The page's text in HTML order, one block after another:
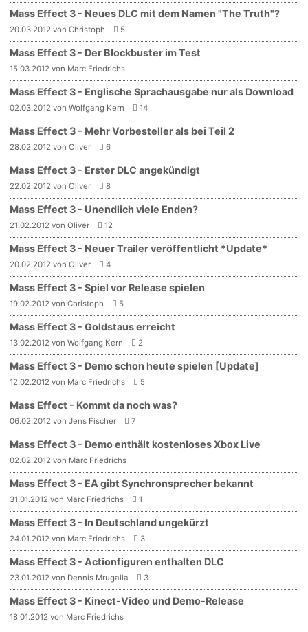
Mass Effect 3 - Neues DLC mit dem Namen "The Truth"?
20.03.2012 von Christoph 5
Mass Effect 3 - Der Blockbuster im Test
15.03.2012 von Marc Friedrichs
Mass Effect 3 - Englische Sprachausgabe nur als Download
02.03.2012 von Wolfgang Kern 14
Mass Effect 3 - Mehr Vorbesteller als bei Teil 2
28.02.2012 von Oliver 6
Mass Effect 3 - Erster DLC angekündigt
22.02.2012 von Oliver 8
Mass Effect 3 - Unendlich viele Enden?
21.02.2012 von Oliver 12
Mass Effect 3 - Neuer Trailer veröffentlicht *Update*
20.02.2012 von Oliver 4
Mass Effect 3 - Spiel vor Release spielen
19.02.2012 von Christoph 5
Mass Effect 3 - Goldstaus erreicht
13.02.2012 von Wolfgang Kern 2
Mass Effect 3 - Demo schon heute spielen [Update]
12.02.2012 von Marc Friedrichs 5
Mass Effect - Kommt da noch was?
06.02.2012 von Jens Fischer 7
Mass Effect 3 - Demo enthält kostenloses Xbox Live
02.02.2012 von Marc Friedrichs
Mass Effect 3 - EA gibt Synchronsprecher bekannt
31.01.2012 von Marc Friedrichs 1
Mass Effect 3 - In Deutschland ungekürzt
24.01.2012 von Marc Friedrichs 3
Mass Effect 3 - Actionfiguren enthalten DLC
23.01.2012 von Dennis Mrugalla 3
Mass Effect 3 - Kinect-Video und Demo-Release
18.01.2012 von Marc Friedrichs